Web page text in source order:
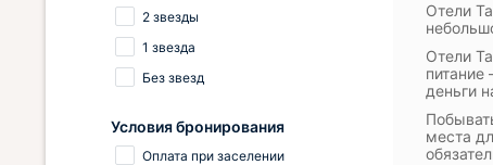
Отели
Отели
питание
деньги
места
2 звезды
1 звезда
Без звезд
Условия бронирования
Оплата при заселении